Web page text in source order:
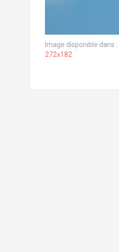
Image disponible dans :
272x182